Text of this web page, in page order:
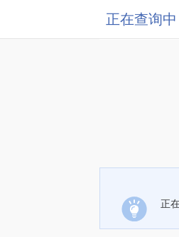
正在查询中
正